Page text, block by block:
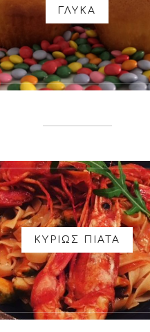
ΓΛΥΚΑ
ΚΥΡΙΩΣ ΠΙΑΤΑ